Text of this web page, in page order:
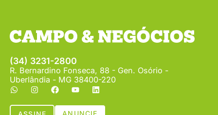
(34) 3231-2800
R. Bernardino Fonseca, 88 - Gen. Osório -
Uberlândia - MG 38400-220
ANUNCIE